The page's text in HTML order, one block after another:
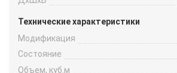
Технические характеристики
Модификация
Состояние
Объем, куб.м